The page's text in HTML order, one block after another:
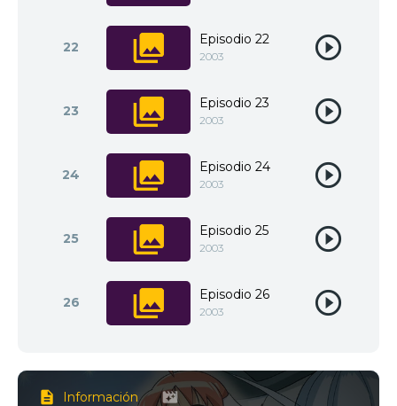
22 Episodio 22
2003
23 Episodio 23
2003
24 Episodio 24
2003
25 Episodio 25
2003
26 Episodio 26
2003
Información